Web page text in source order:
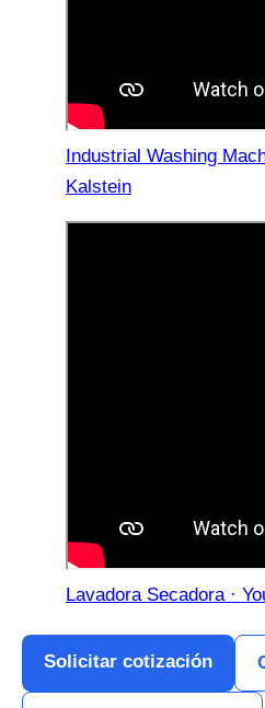
Industrial Washing
Kalstein
Lavadora Secadora ·
Solicitar cotización